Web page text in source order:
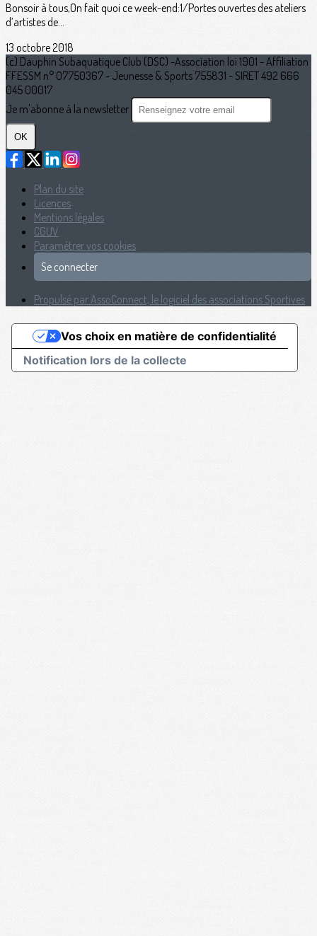
Bonsoir à tous,On fait quoi ce week-end:1/Portes ouvertes des ateliers
d’artistes de...
13 octobre 2018
(c) Dauphin Subaquatique Club (DSC) -Association loi 1901 - Affiliation
FFESSM n° 07750367 - Jeunesse & Sports 755831 - SIRET 492 666
045 00017
Je m'abonne à la newsletter
OK
Plan du site
Licences
Mentions légales
CGUV
Paramétrer vos cookies
Se connecter
Propulsé par AssoConnect, le logiciel des associations Sportives
Notification lors de la collecte
Vos choix en matière de confidentialité